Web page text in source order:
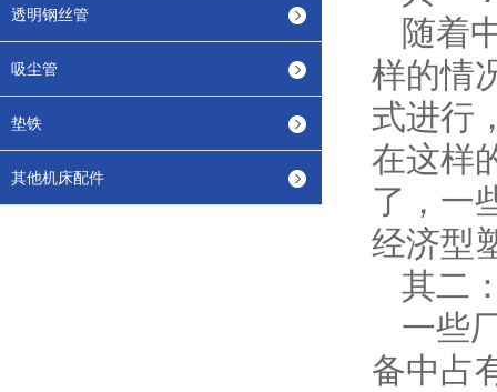
透明钢丝管
吸尘管
垫铁
其他机床配件
随着
样的情
式进行
在这样
了，一
经济型
其二
一些
备中占